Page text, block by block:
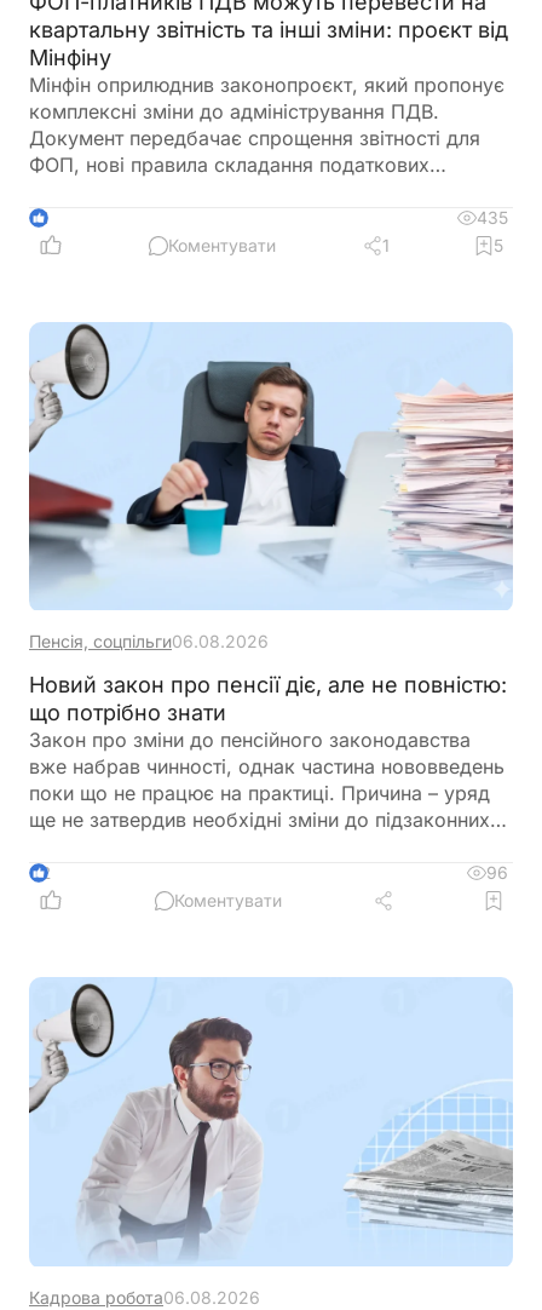
квартальну звітність та інші зміни: проєкт від
Мінфіну
Мінфін оприлюднив законопроєкт, який пропонує
комплексні зміни до адміністрування ПДВ.
Документ передбачає спрощення звітності для
ФОП, нові правила складання податкових
бюджетного відшкодування та запровадження
квартального звітного періоду для підприємців –
1
435
Коментувати
1 5
Пенсія, соцпільги06.08.2026
Новий закон про пенсії діє, але не повністю:
що потрібно знати
Закон про зміни до пенсійного законодавства
вже набрав чинності, однак частина нововведень
поки що не працює на практиці. Причина – уряд
ще не затвердив необхідні зміни до підзаконних
нових правил щодо підтвердження страхового
стажу та призначення пенсій
2
96
Коментувати
Кадрова робота06.08.2026